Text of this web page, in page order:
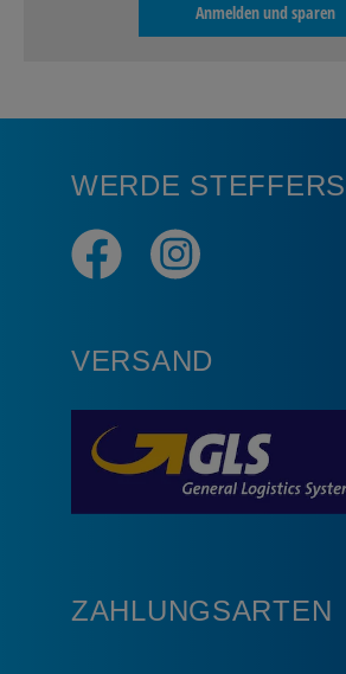
Anmelden und sparen
WERDE
VERSAND
ZAHLUNGSARTEN